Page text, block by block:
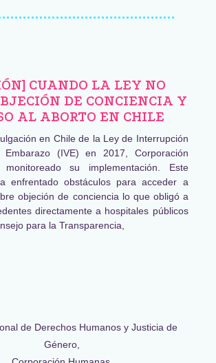
CUANDO LA LEY NO
DE CONCIENCIA Y
AL ABORTO EN CHILE
en Chile de la Ley de Interrupción
Embarazo (IVE) en 2017, Corporación
su implementación. Este
enfrentado obstáculos para acceder a
objeción de conciencia lo que obligó a
directamente a hospitales públicos
para la Transparencia,
de Derechos Humanos y Justicia de
Género,